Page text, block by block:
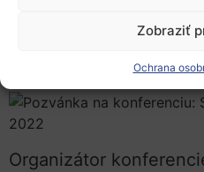
Zobraziť
Ochrana
energetických
v rámci energetických
Organizátor